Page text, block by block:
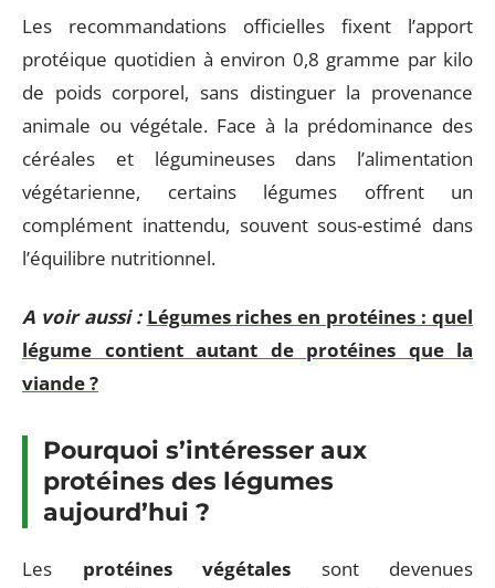
Les recommandations officielles fixent l’apport
protéique quotidien à environ 0,8 gramme par kilo
de poids corporel, sans distinguer la provenance
animale ou végétale. Face à la prédominance des
céréales et légumineuses dans l’alimentation
végétarienne, certains légumes offrent un
complément inattendu, souvent sous-estimé dans
l’équilibre nutritionnel.
A voir aussi : Légumes riches en protéines : quel
légume contient autant de protéines que la
viande ?
Pourquoi s’intéresser aux
protéines des légumes
aujourd’hui ?
Les protéines végétales sont devenues